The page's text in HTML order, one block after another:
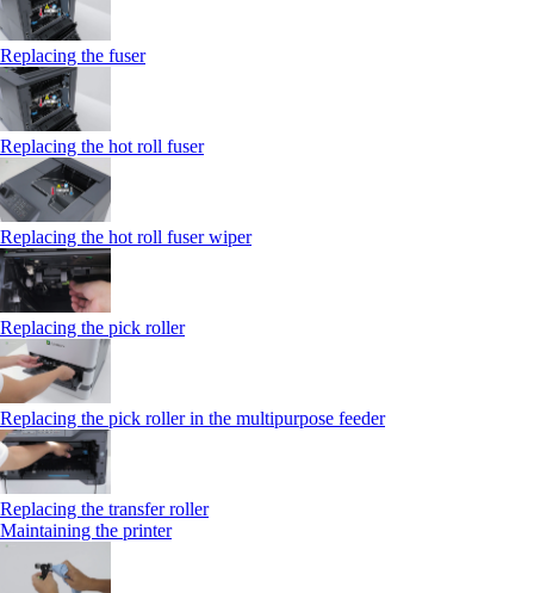
Replacing the fuser
Replacing the hot roll fuser
Replacing the hot roll fuser wiper
Replacing the pick roller
Replacing the pick roller in the multipurpose feeder
Replacing the transfer roller
Maintaining the printer